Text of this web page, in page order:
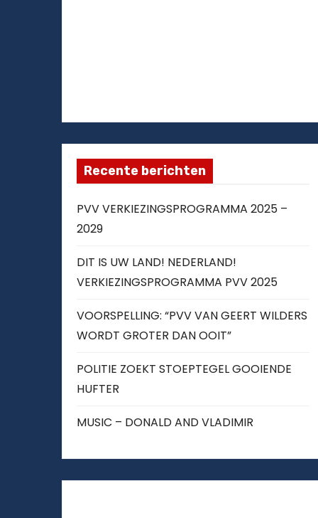
Recente berichten
PVV VERKIEZINGSPROGRAMMA 2025 –
2029
DIT IS UW LAND! NEDERLAND!
VERKIEZINGSPROGRAMMA PVV 2025
VOORSPELLING: “PVV VAN GEERT WILDERS
WORDT GROTER DAN OOIT”
POLITIE ZOEKT STOEPTEGEL GOOIENDE
HUFTER
MUSIC – DONALD AND VLADIMIR